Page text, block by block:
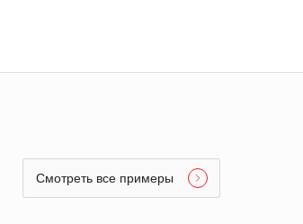
Смотреть все примеры